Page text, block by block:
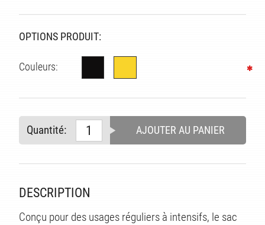
OPTIONS PRODUIT:
Couleurs:
Quantité: AJOUTER AU PANIER
DESCRIPTION
Conçu pour des usages réguliers à intensifs, le sac